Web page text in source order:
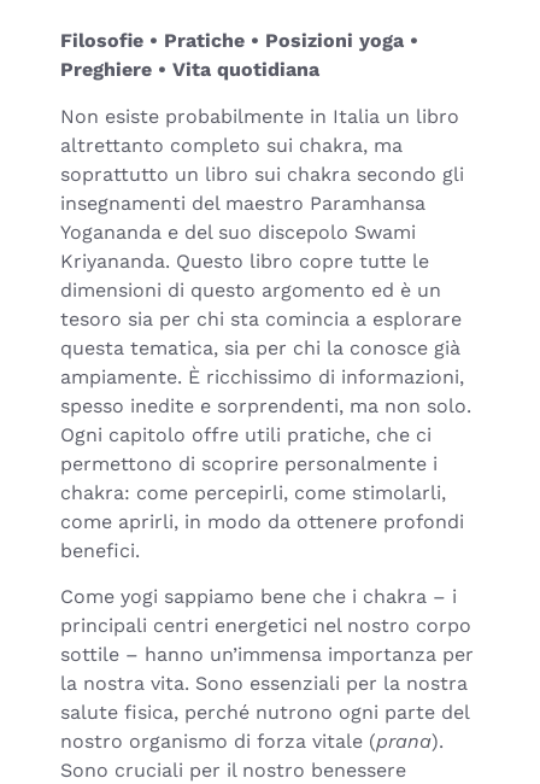
Filosofie • Pratiche • Posizioni yoga •
Preghiere • Vita quotidiana
Non esiste probabilmente in Italia un libro
altrettanto completo sui chakra, ma
soprattutto un libro sui chakra secondo gli
insegnamenti del maestro Paramhansa
Yogananda e del suo discepolo Swami
Kriyananda. Questo libro copre tutte le
dimensioni di questo argomento ed è un
tesoro sia per chi sta comincia a esplorare
questa tematica, sia per chi la conosce già
ampiamente. È ricchissimo di informazioni,
spesso inedite e sorprendenti, ma non solo.
Ogni capitolo offre utili pratiche, che ci
permettono di scoprire personalmente i
chakra: come percepirli, come stimolarli,
come aprirli, in modo da ottenere profondi
benefici.
Come yogi sappiamo bene che i chakra – i
principali centri energetici nel nostro corpo
sottile – hanno un’immensa importanza per
la nostra vita. Sono essenziali per la nostra
salute fisica, perché nutrono ogni parte del
nostro organismo di forza vitale (prana).
Sono cruciali per il nostro benessere